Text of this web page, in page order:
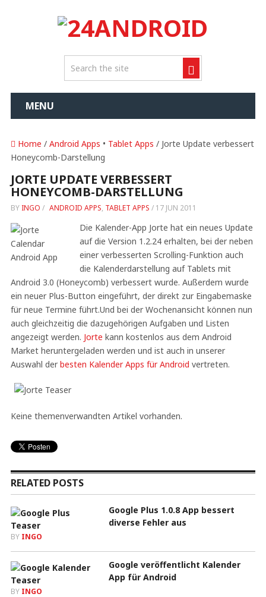
MENU
Home / Android Apps • Tablet Apps / Jorte Update verbessert
Honeycomb-Darstellung
JORTE UPDATE VERBESSERT
HONEYCOMB-DARSTELLUNG
BY INGO / ANDROID APPS, TABLET APPS / 17 JUN 2011
Die Kalender-App Jorte hat ein neues Update
auf die Version 1.2.24 erhalten, bei der neben
einer verbesserten Scrolling-Funktion auch
die Kalenderdarstellung auf Tablets mit
Android 3.0 (Honeycomb) verbessert wurde. Außerdem wurde
ein neuer Plus-Button eingeführt, der direkt zur Eingabemaske
für neue Termine führt.Und bei der Wochenansicht können nun
auch gleichzeitig die dazugehörigen Aufgaben und Listen
angezeigt werden. Jorte kann kostenlos aus dem Android
Market heruntergeladen werden und ist auch in unserer
Auswahl der besten Kalender Apps für Android vertreten.
Keine themenverwandten Artikel vorhanden.
RELATED POSTS
Google Plus 1.0.8 App bessert
diverse Fehler aus
BY INGO
Google veröffentlicht Kalender
App für Android
BY INGO